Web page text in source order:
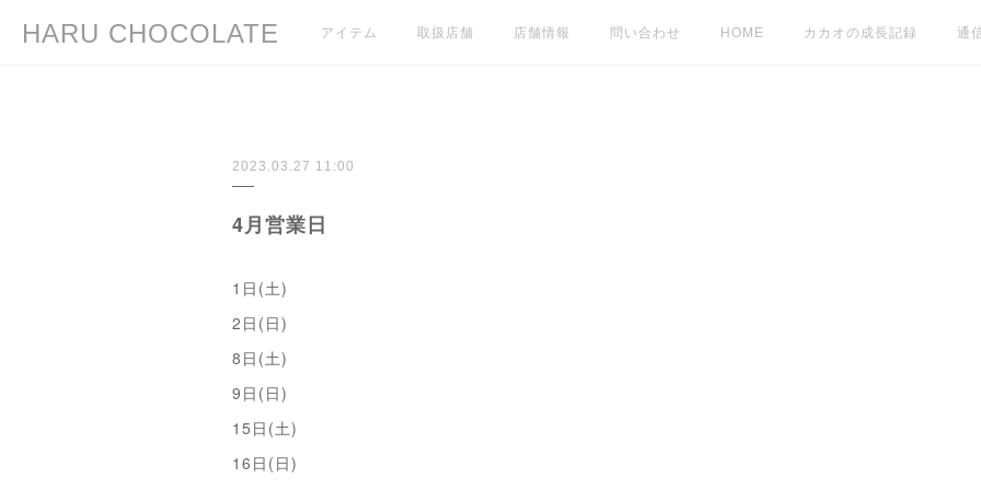
HARU CHOCOLATE アイテム 取扱店舗 店舗情報 問い合わせ HOME カカオの成長記録 通
2023.03.27 11:00
4月営業日
1日(土)
2日(日)
8日(土)
9日(日)
15日(土)
16日(日)